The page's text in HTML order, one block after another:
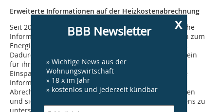
Erweiterte Informationen auf der Heizkostenabrechnung
Seit 2021 verlangt die Heizkostenverordnung zusätzliche
Informationen wie Verbrauchsvergleiche und Angaben zum
Energieverbrauch und den Emissionen des Gebäudes.
Dadurch sollen Hausbewohner ein besseres Bewusstsein
für ihren Verbrauch entwickeln und frühzeitig
Einsparpotenziale erkennen können. Minol stellt diese
Informationen gesetzeskonform automatisch in der
Abrechnung dar, um den Kunden Transparenz zu bieten
und sie bei der Optimierung ihres Verbrauchsverhaltens zu
x
BBB Newsletter
» Wichtige News aus der
Wohnungswirtschaft
» 18 x im Jahr
» kostenlos und jederzeit kündbar